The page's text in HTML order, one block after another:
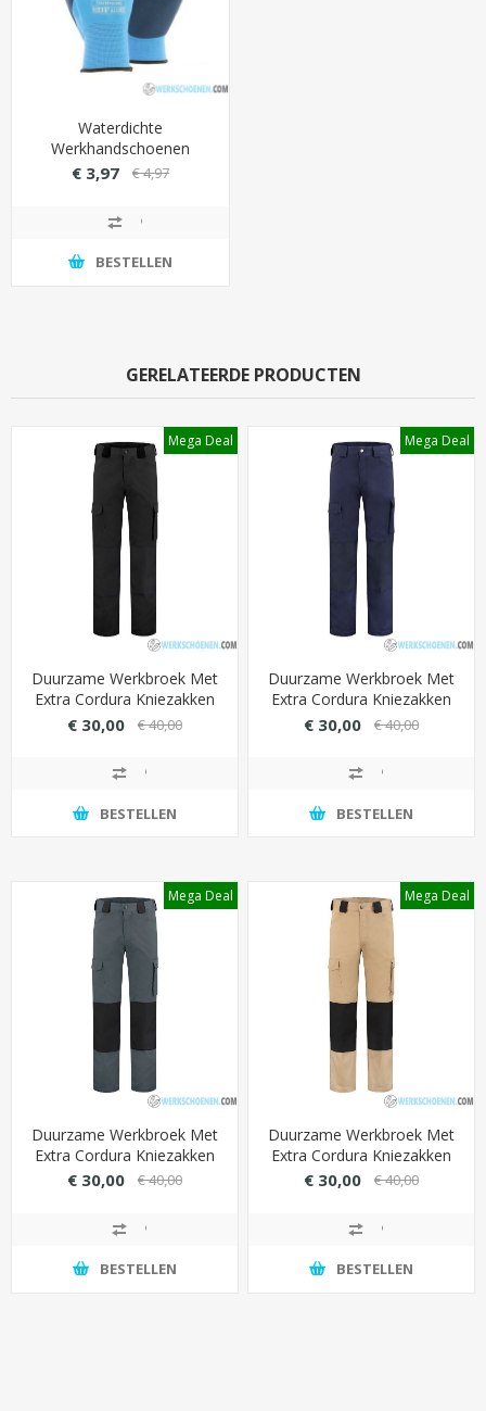
Waterdichte
Werkhandschoenen
Safetyjogger Latex
€ 3,97 € 4,97
BESTELLEN
GERELATEERDE PRODUCTEN
Mega Deal
Duurzame Werkbroek Met
Extra Cordura Kniezakken
(Ideaal Voor Schilders) -
€ 30,00 € 40,00
BESTELLEN
Mega Deal
Duurzame Werkbroek Met
Extra Cordura Kniezakken
(Ideaal Voor Schilders) -
€ 30,00 € 40,00
BESTELLEN
Mega Deal
Duurzame Werkbroek Met
Extra Cordura Kniezakken
(Ideaal Voor Schilders) -
€ 30,00 € 40,00
BESTELLEN
Mega Deal
Duurzame Werkbroek Met
Extra Cordura Kniezakken
(Ideaal Voor Schilders) -
€ 30,00 € 40,00
BESTELLEN